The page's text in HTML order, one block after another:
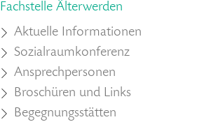
Fachstelle Älterwerden
Aktuelle Informationen
Sozialraumkonferenz
Ansprechpersonen
Broschüren und Links
Begegnungsstätten